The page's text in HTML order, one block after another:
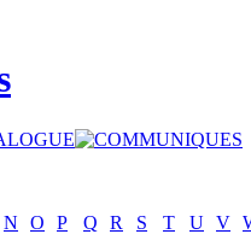
N O P Q R S T U V